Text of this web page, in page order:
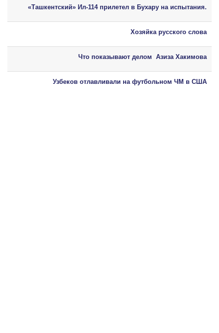
«Ташкентский» Ил-114 прилетел в Бухару на испытания.
Хозяйка русского слова
Что показывают делом Азиза Хакимова
Узбеков отлавливали на футбольном ЧМ в США